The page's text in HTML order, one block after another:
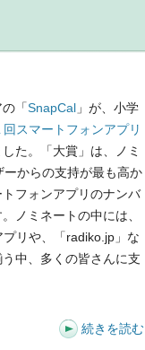
「SnapCal 」が、小学
回スマートフォンアプリ
た。「大賞」は、ノミ
からの支持が最も高か
フォンアプリのナンバ
ノミネートの中には、
プリや、「radiko.jp」な
中、多くの皆さんに支
続きを読む